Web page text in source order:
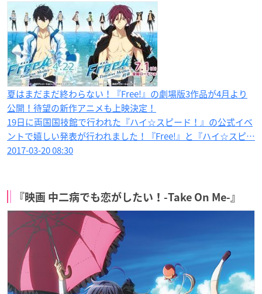
夏はまだまだ終わらない！『Free!』の劇場版3作品が4月より
公開！待望の新作アニメも上映決定！
19日に両国国技館で行われた『ハイ☆スピード！』の公式イベ
ントで嬉しい発表が行われました！『Free!』と『ハイ☆スピ…
2017-03-20 08:30
『映画 中二病でも恋がしたい！-Take On Me-』